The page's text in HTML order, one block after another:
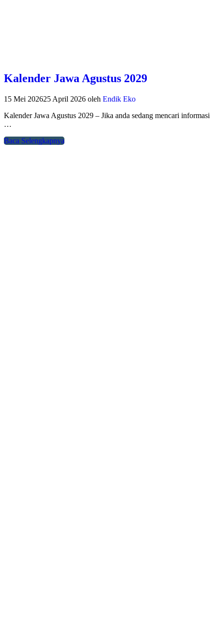
Kalender Jawa Agustus 2029
15 Mei 202625 April 2026 oleh Endik Eko
Kalender Jawa Agustus 2029 – Jika anda sedang mencari informasi
…
Baca Selengkapnya